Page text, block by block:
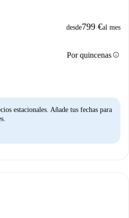
desde799 €al mes
Por quincenasinfo
estacionales. Añade tus fechas para